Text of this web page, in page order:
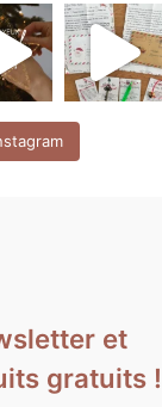
et
gratuits !